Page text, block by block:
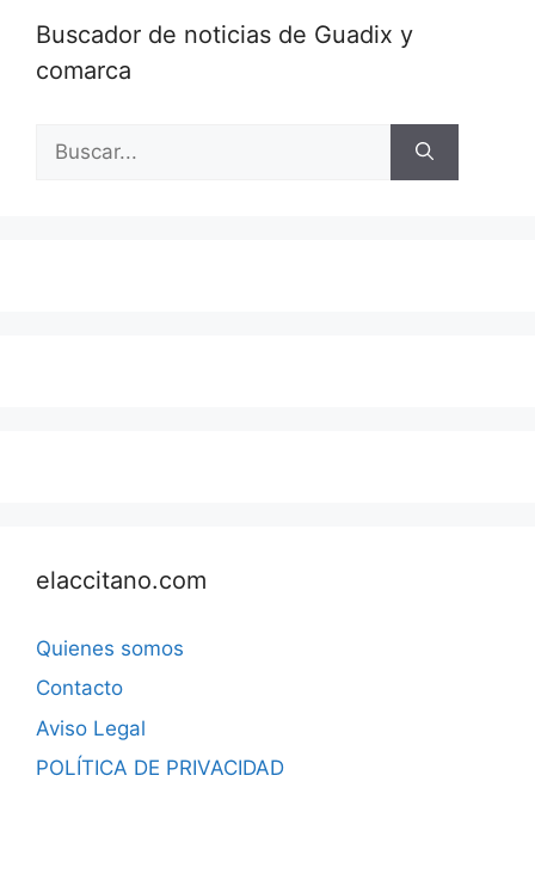
Buscador de noticias de Guadix y
comarca
elaccitano.com
Quienes somos
Contacto
Aviso Legal
POLÍTICA DE PRIVACIDAD